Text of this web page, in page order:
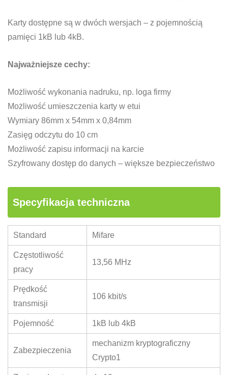
Karty dostępne są w dwóch wersjach – z pojemnością
pamięci 1kB lub 4kB.
Najważniejsze cechy:
Możliwość wykonania nadruku, np. loga firmy
Możliwość umieszczenia karty w etui
Wymiary 86mm x 54mm x 0,84mm
Zasięg odczytu do 10 cm
Możliwość zapisu informacji na karcie
Szyfrowany dostęp do danych – większe bezpieczeństwo
Specyfikacja techniczna
Standard Mifare
Częstotliwość
pracy
13,56 MHz
Prędkość
transmisji
106 kbit/s
Pojemność 1kB lub 4kB
Zabezpieczenia
mechanizm kryptograficzny
Crypto1